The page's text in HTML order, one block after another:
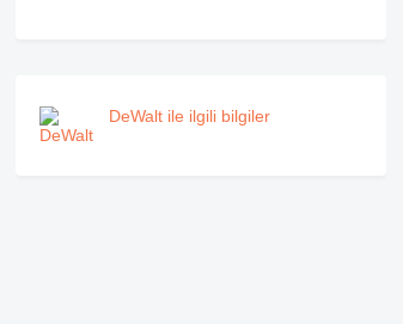
DeWalt ile ilgili bilgiler